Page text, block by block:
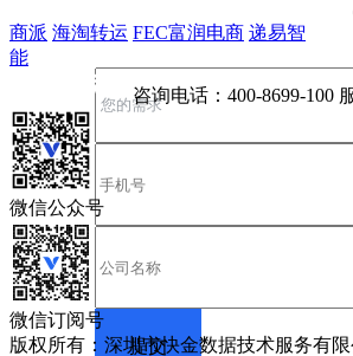
商派 海淘转运 FEC富润电商 递易智
能
咨询电话： 400-8699-100
微信公众号
微信订阅号
版权所有：深圳市快金数据技术服务有